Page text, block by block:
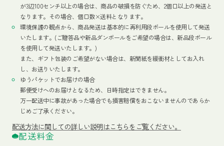
が3辺100センチ以上の場合は、商品の破損を防ぐため、2個口以上の発送と
なります。その場合、個口数×送料となります。
環境保護の観点から、商品発送は基本的に再利用段ボールを使用して発送
いたします。(ご贈答品や新品ダンボールをご希望の場合は、新品段ボール
を使用して発送いたします。)
また、ギフト包装のご希望がない場合は、新聞紙を緩衝材としてお入れ
し、お送りいたします。
ゆうパケットでお届けの場合
郵便受けへのお届けとなるため、日時指定はできません。
万一配送中に事故があった場合でも損害賠償をおこないませんのであらか
じめご了承ください。
配送方法に関しての詳しい説明はこちらをご覧ください。
配送料金